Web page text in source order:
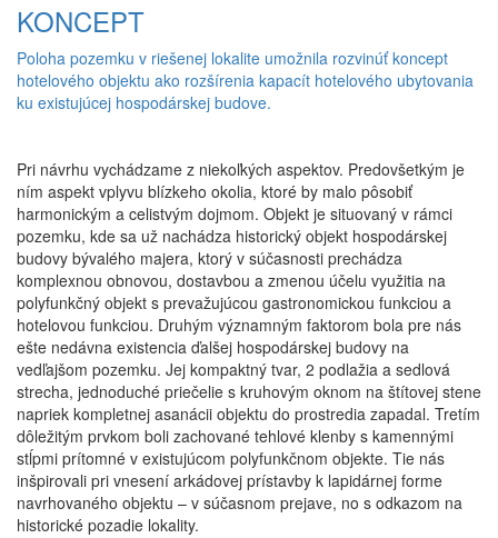
KONCEPT
Poloha pozemku v riešenej lokalite umožnila rozvinúť koncept
hotelového objektu ako rozšírenia kapacít hotelového ubytovania
ku existujúcej hospodárskej budove.
Pri návrhu vychádzame z niekoľkých aspektov. Predovšetkým je
ním aspekt vplyvu blízkeho okolia, ktoré by malo pôsobiť
harmonickým a celistvým dojmom. Objekt je situovaný v rámci
pozemku, kde sa už nachádza historický objekt hospodárskej
budovy bývalého majera, ktorý v súčasnosti prechádza
komplexnou obnovou, dostavbou a zmenou účelu využitia na
polyfunkčný objekt s prevažujúcou gastronomickou funkciou a
hotelovou funkciou. Druhým významným faktorom bola pre nás
ešte nedávna existencia ďalšej hospodárskej budovy na
vedľajšom pozemku. Jej kompaktný tvar, 2 podlažia a sedlová
strecha, jednoduché priečelie s kruhovým oknom na štítovej stene
napriek kompletnej asanácii objektu do prostredia zapadal. Tretím
dôležitým prvkom boli zachované tehlové klenby s kamennými
stĺpmi prítomné v existujúcom polyfunkčnom objekte. Tie nás
inšpirovali pri vnesení arkádovej prístavby k lapidárnej forme
navrhovaného objektu – v súčasnom prejave, no s odkazom na
historické pozadie lokality.